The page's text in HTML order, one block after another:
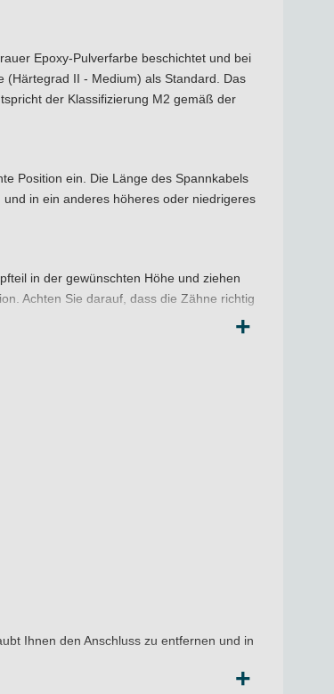
Epoxy-Pulverfarbe beschichtet und bei
(Härtegrad II - Medium) als Standard. Das
der Klassifizierung M2 gemäß der
Position ein. Die Länge des Spannkabels
in ein anderes höheres oder niedrigeres
in der gewünschten Höhe und ziehen
Achten Sie darauf, dass die Zähne richtig
und antibakterieller Schutzbehandlung
ist II - Ausgeglichen.
+
Ihnen den Anschluss zu entfernen und in
+